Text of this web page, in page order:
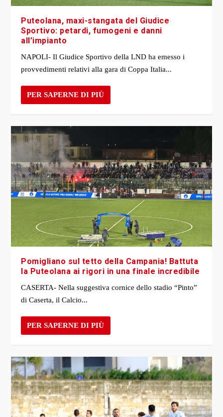
Puteolana, maxi-stangata del Giudice
Sportivo: petardi, fumogeni e danni
all’impianto
NAPOLI- Il Giudice Sportivo della LND ha emesso i
provvedimenti relativi alla gara di Coppa Italia...
PER SAPERNE DI PIÙ
Pomigliano sul tetto della Campania! Battuta
la Puteolana ai rigori in una finale incredibile
CASERTA- Nella suggestiva cornice dello stadio “Pinto”
di Caserta, il Calcio...
PER SAPERNE DI PIÙ